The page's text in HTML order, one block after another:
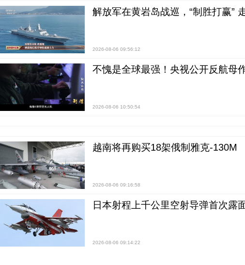
解放军在黄岩岛战巡，“制胜打赢”
2026-08-06 09:56:12
不愧是全球最强！央视公开反航母
2026-08-06 10:50:54
越南将再购买18架俄制雅克-130M
2026-08-06 09:16:58
日本射程上千公里空射导弹首次露
2026-08-06 09:14:22